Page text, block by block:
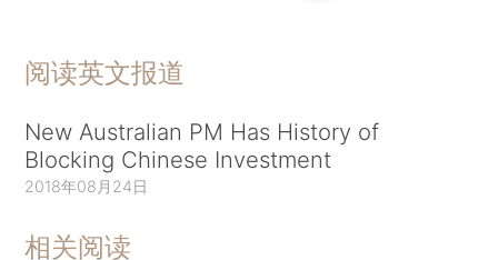
阅读英文报道
New Australian PM Has History of
Blocking Chinese Investment
2018年08月24日
相关阅读